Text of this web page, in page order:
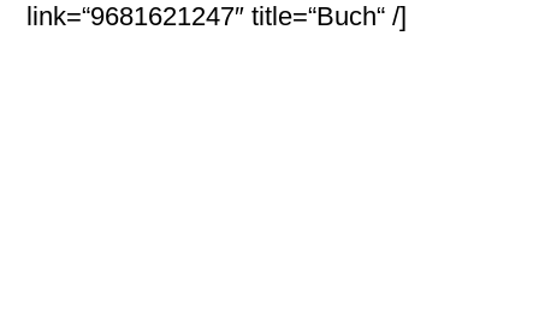
link=“9681621247″ title=“Buch“ /]